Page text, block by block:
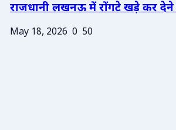
राजधानी लखनऊ में रोंगटे खड़े कर देने
May 18, 2026 0 50